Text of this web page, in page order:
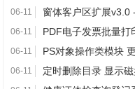
06-11 窗体客户区扩展v3.0
06-11 PDF电子发票批量打
06-11
06-11 定时删除目录 显示